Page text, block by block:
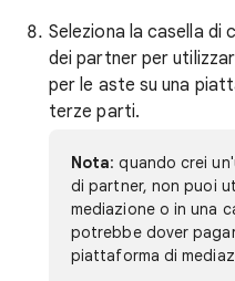
Seleziona la casella
dei partner per
per le aste su una
terze parti.
Nota: quando crei
di partner, non puoi
mediazione o in una
potrebbe dover
piattaforma di